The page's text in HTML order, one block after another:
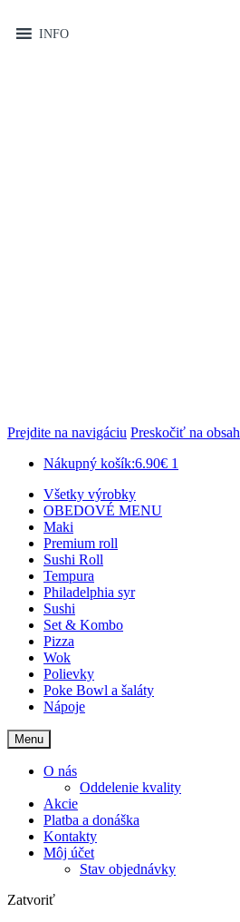
INFO
Prejdite na navigáciu Preskočiť na obsah
Nákupný košík:6.90€ 1
Všetky výrobky
OBEDOVÉ MENU
Maki
Premium roll
Sushi Roll
Tempura
Philadelphia syr
Sushi
Set & Kombo
Pizza
Wok
Polievky
Poke Bowl a šaláty
Nápoje
Menu
O nás
Oddelenie kvality
Akcie
Platba a donáška
Kontakty
Môj účet
Stav objednávky
Zatvoriť